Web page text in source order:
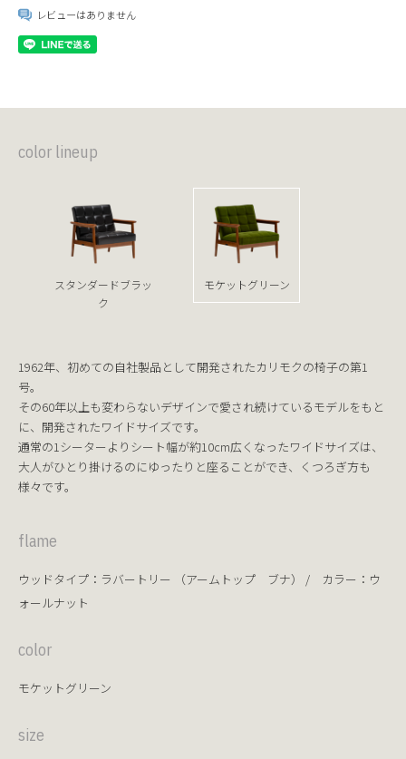
レビューはありません
color lineup
スタンダードブラッ
ク
モケットグリーン
1962年、初めての自社製品として開発されたカリモクの椅子の第1
号。
その60年以上も変わらないデザインで愛され続けているモデルをもと
に、開発されたワイドサイズです。
通常の1シーターよりシート幅が約10cm広くなったワイドサイズは、
大人がひとり掛けるのにゆったりと座ることができ、くつろぎ方も
様々です。
flame
ウッドタイプ：ラバートリー （アームトップ ブナ） / カラー：ウ
ォールナット
color
モケットグリーン
size